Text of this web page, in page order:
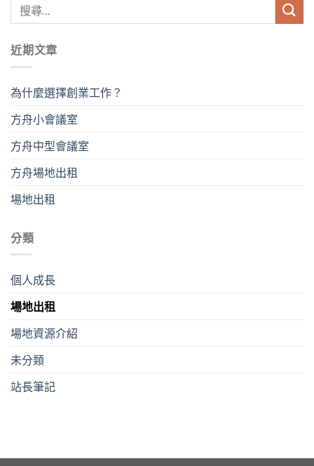
近期文章
為什麼選擇創業工作？
方舟小會議室
方舟中型會議室
方舟場地出租
場地出租
分類
個人成長
場地出租
場地資源介紹
未分類
站長筆記